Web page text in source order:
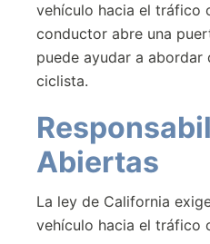
vehículo hacia el tráfico
conductor abre una
puede ayudar a
ciclista.
Abiertas
La ley de California
vehículo hacia el tráfico